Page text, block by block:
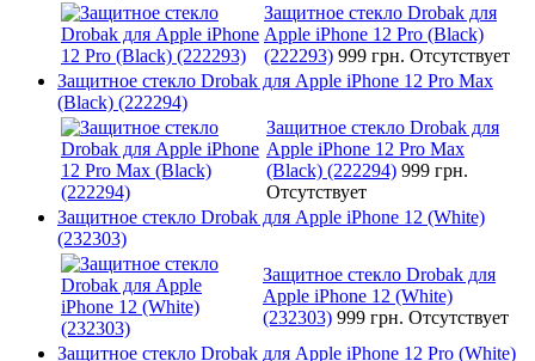
Защитное стекло Drobak для
Apple iPhone 12 Pro (Black)
(222293) 999 грн. Отсутствует
Защитное стекло Drobak для Apple iPhone 12 Pro Max
(Black) (222294)
Защитное стекло Drobak для
Apple iPhone 12 Pro Max
(Black) (222294) 999 грн.
Отсутствует
Защитное стекло Drobak для Apple iPhone 12 (White)
(232303)
Защитное стекло Drobak для
Apple iPhone 12 (White)
(232303) 999 грн. Отсутствует
Защитное стекло Drobak для Apple iPhone 12 Pro (White)